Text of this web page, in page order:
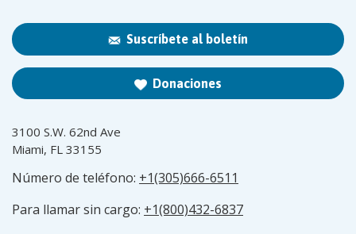
Suscríbete al boletín
Donaciones
3100 S.W. 62nd Ave
Miami, FL 33155
Número de teléfono: +1(305)666-6511
Para llamar sin cargo: +1(800)432-6837